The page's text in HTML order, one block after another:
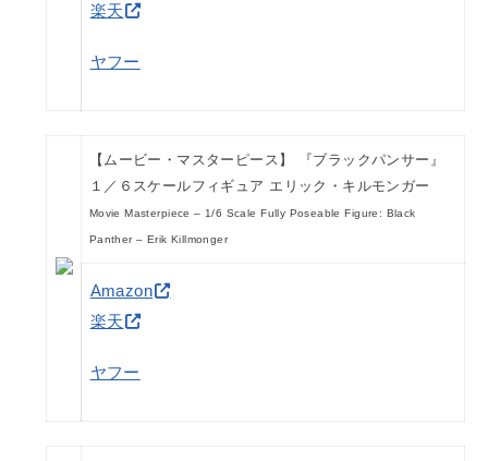
楽天
ヤフー
【ムービー・マスターピース】 『ブラックパンサー』
１／６スケールフィギュア エリック・キルモンガー
Movie Masterpiece – 1/6 Scale Fully Poseable Figure: Black
Panther – Erik Killmonger
Amazon
楽天
ヤフー